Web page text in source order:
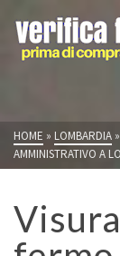
HOME » LOMBARDIA »
AMMINISTRATIVO A